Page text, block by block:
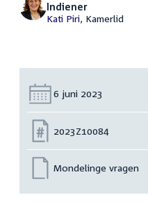
Indiener
Kati Piri, Kamerlid
Datum:
6 juni 2023
Nummer:
2023Z10084
Mondelinge vragen